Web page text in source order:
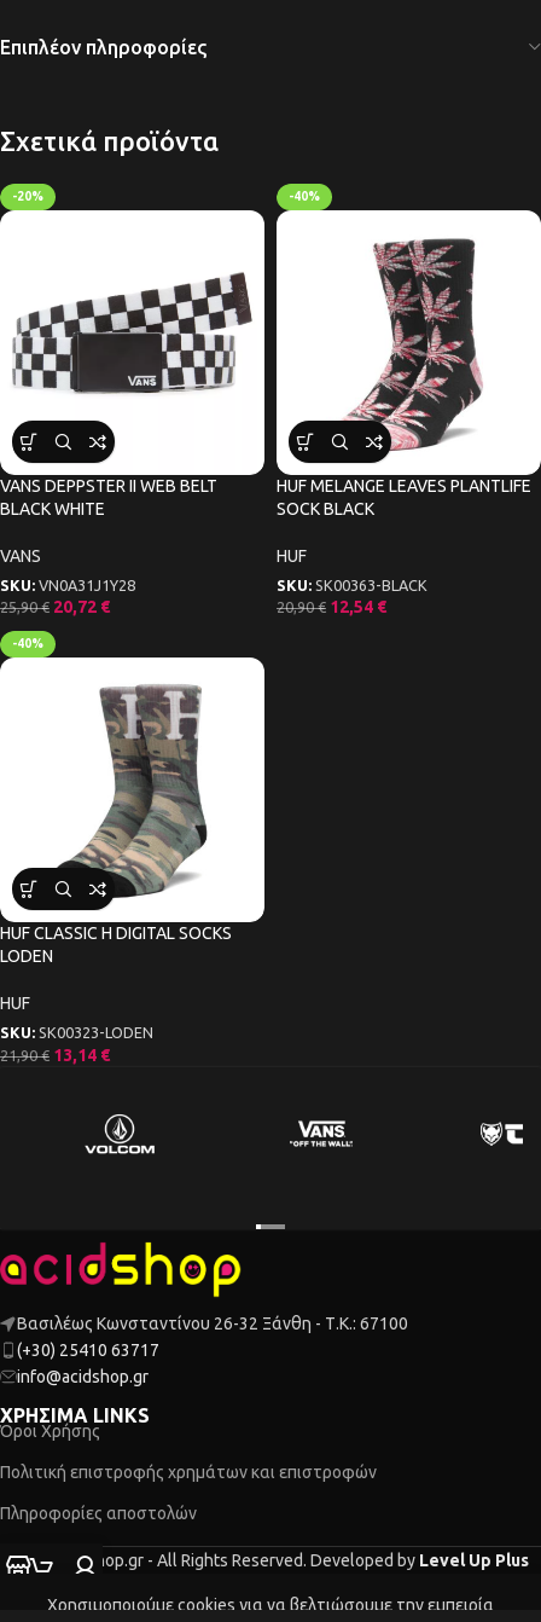
Επιπλέον πληροφορίες
Σχετικά προϊόντα
-20%
VANS DEPPSTER II WEB BELT
BLACK WHITE
VANS
SKU: VN0A31J1Y28
25,90€ 20,72 €
-40%
HUF MELANGE LEAVES PLANTLIFE
SOCK BLACK
HUF
SKU: SK00363-BLACK
20,90€ 12,54 €
-40%
HUF CLASSIC H DIGITAL SOCKS
LODEN
HUF
SKU: SK00323-LODEN
21,90€ 13,14 €
Βασιλέως Κωνσταντίνου 26-32 Ξάνθη - Τ.Κ.: 67100
(+30) 25410 63717
info@acidshop.gr
ΧΡΗΣΙΜΑ LINKS
Όροι Χρήσης
Πολιτική επιστροφής χρημάτων και επιστροφών
Πληροφορίες αποστολών
2026 Acidshop.gr - All Rights Reserved. Developed by Level Up Plus
Χρησιμοποιούμε cookies για να βελτιώσουμε την εμπειρία